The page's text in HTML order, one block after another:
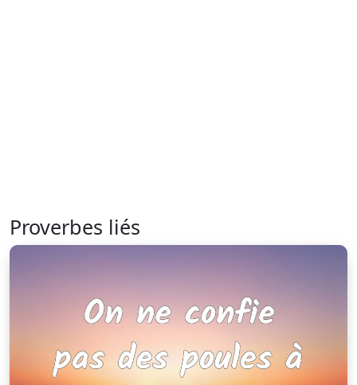
Proverbes liés